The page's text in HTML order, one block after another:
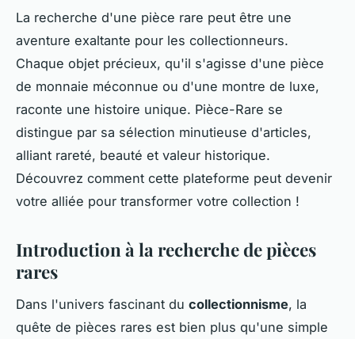
La recherche d'une pièce rare peut être une
aventure exaltante pour les collectionneurs.
Chaque objet précieux, qu'il s'agisse d'une pièce
de monnaie méconnue ou d'une montre de luxe,
raconte une histoire unique. Pièce-Rare se
distingue par sa sélection minutieuse d'articles,
alliant rareté, beauté et valeur historique.
Découvrez comment cette plateforme peut devenir
votre alliée pour transformer votre collection !
Introduction à la recherche de pièces
rares
Dans l'univers fascinant du collectionnisme, la
quête de pièces rares est bien plus qu'une simple